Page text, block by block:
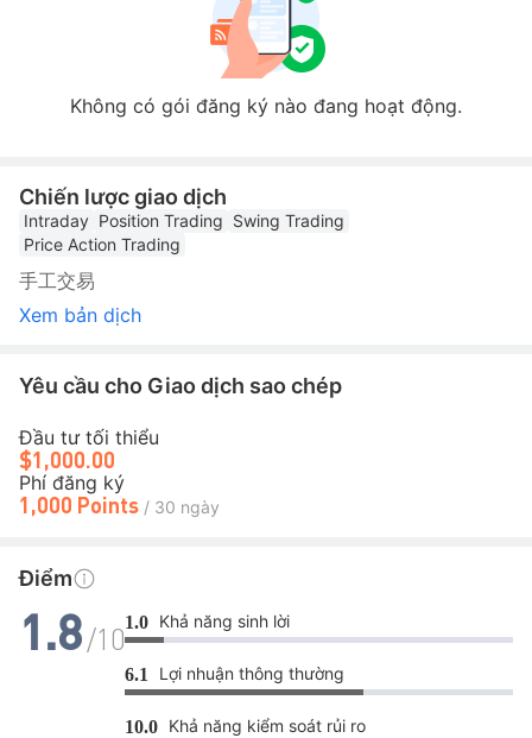
Không có gói đăng ký nào đang hoạt động.
Chiến lược giao dịch
Intraday Position Trading Swing Trading
Price Action Trading
手工交易
Xem bản dịch
Yêu cầu cho Giao dịch sao chép
Đầu tư tối thiểu
$1,000.00
Phí đăng ký
1,000 Points / 30 ngày
Điểm
1.8/101.0 Khả năng sinh lời
6.1 Lợi nhuận thông thường
10.0 Khả năng kiểm soát rủi ro